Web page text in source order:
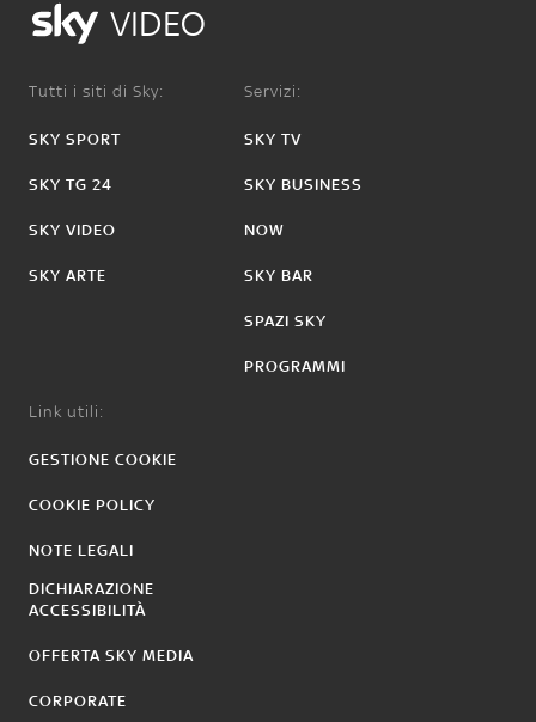
VIDEO
Tutti i siti di Sky:
SKY SPORT
SKY TG 24
SKY VIDEO
SKY ARTE
Servizi:
SKY TV
SKY BUSINESS
NOW
SKY BAR
SPAZI SKY
PROGRAMMI
Link utili:
GESTIONE COOKIE
COOKIE POLICY
NOTE LEGALI
DICHIARAZIONE
ACCESSIBILITÀ
OFFERTA SKY MEDIA
CORPORATE